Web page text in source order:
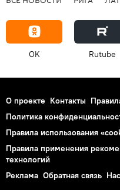
OK Rutube
О проекте Контакты
Политика
Правила использования
Правила применения
технологий
Реклама Обратная связь